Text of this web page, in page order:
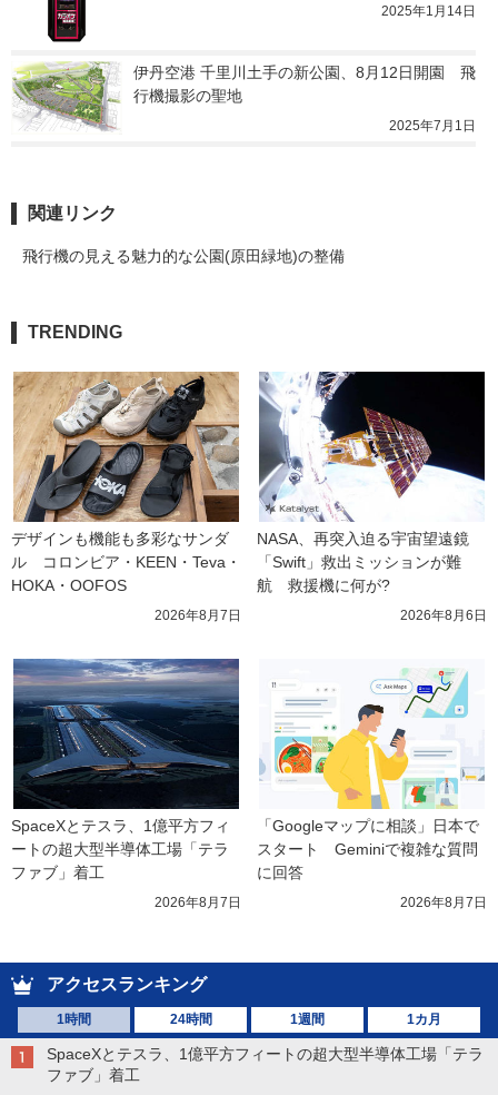
2025年1月14日
伊丹空港 千里川土手の新公園、8月12日開園　飛
行機撮影の聖地
2025年7月1日
関連リンク
飛行機の見える魅力的な公園(原田緑地)の整備
TRENDING
デザインも機能も多彩なサンダ
ル　コロンビア・KEEN・Teva・
HOKA・OOFOS
2026年8月7日
NASA、再突入迫る宇宙望遠鏡
「Swift」救出ミッションが難
航　救援機に何が?
2026年8月6日
SpaceXとテスラ、1億平方フィ
ートの超大型半導体工場「テラ
ファブ」着工
2026年8月7日
「Googleマップに相談」日本で
スタート　Geminiで複雑な質問
に回答
2026年8月7日
アクセスランキング
1時間 24時間 1週間 1カ月
SpaceXとテスラ、1億平方フィートの超大型半導体工場「テラ
ファブ」着工